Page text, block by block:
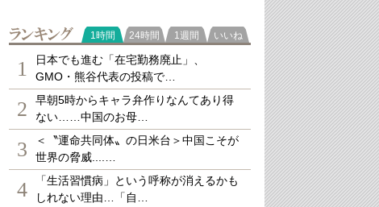
ランキング
1時間 24時間 1週間 いいね
1
日本でも進む「在宅勤務廃止」、
GMO・熊谷代表の投稿で…
2
早朝5時からキャラ弁作りなんてあり得
ない……中国のお母…
3
＜〝運命共同体〟の日米台＞中国こそが
世界の脅威....…
4
「生活習慣病」という呼称が消えるかも
しれない理由…「自…